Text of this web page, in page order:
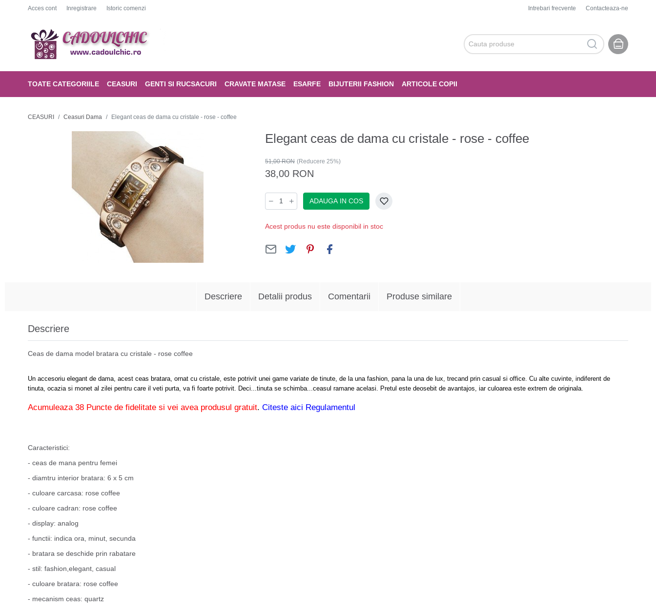
Acces cont Inregistrare Istoric comenzi Intrebari frecvente Contacteaza-ne
TOATE CATEGORIILE CEASURI GENTI SI RUCSACURI CRAVATE MATASE ESARFE BIJUTERII FASHION ARTICOLE COPII
CEASURI Ceasuri Dama Elegant ceas de dama cu cristale - rose - coffee
Elegant ceas de dama cu cristale - rose - coffee
51,00 RON (Reducere 25%)
38,00 RON
ADAUGA IN COS
Acest produs nu este disponibil in stoc
Descriere Detalii produs Comentarii Produse similare
Descriere
Ceas de dama model bratara cu cristale - rose coffee
Un accesoriu elegant de dama, acest ceas bratara, ornat cu cristale, este potrivit unei game variate de tinute, de la una fashion, pana la una de lux, trecand prin casual si office. Cu alte cuvinte, indiferent de
tinuta, ocazia si monet al zilei pentru care il veti purta, va fi foarte potrivit. Deci...tinuta se schimba...ceasul ramane acelasi. Pretul este deosebit de avantajos, iar culoarea este extrem de originala.
Acumuleaza 38 Puncte de fidelitate si vei avea produsul gratuit. Citeste aici Regulamentul
Caracteristici:
- ceas de mana pentru femei
- diamtru interior bratara: 6 x 5 cm
- culoare carcasa: rose coffee
- culoare cadran: rose coffee
- display: analog
- functii: indica ora, minut, secunda
- bratara se deschide prin rabatare
- stil: fashion,elegant, casual
- culoare bratara: rose coffee
- mecanism ceas: quartz